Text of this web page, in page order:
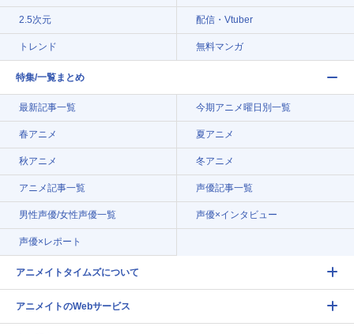
2.5次元 配信・Vtuber
トレンド 無料マンガ
特集/一覧まとめ
最新記事一覧 今期アニメ曜日別一覧
春アニメ 夏アニメ
秋アニメ 冬アニメ
アニメ記事一覧 声優記事一覧
男性声優/女性声優一覧 声優×インタビュー
声優×レポート
アニメイトタイムズについて
アニメイトのWebサービス